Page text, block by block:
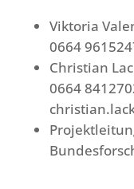
Viktoria
0664
Christian
0664